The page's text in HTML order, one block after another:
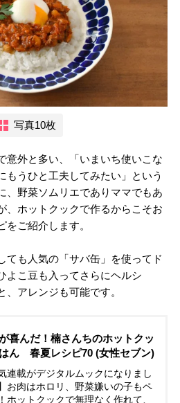
写真10枚
意外と多い、「いまいち使いこな
もうひと工夫してみたい」という
、野菜ソムリエでありママでもあ
、ホットクックで作るからこそお
ご紹介します。
ても人気の「サバ缶」を使ってド
よこ豆も入ってさらにヘルシ
アレンジも可能です。
喜んだ！楠さんちのホットクッ
ん 春夏レシピ70 (女性セブン)
気連載がデジタルムックになりまし
お肉はホロリ、野菜嫌いの子もペ
ホットクックで無理なく作れて、